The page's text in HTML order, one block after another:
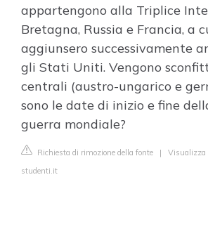
appartengono alla Triplice
Bretagna, Russia e Francia, a
aggiunsero successivamente
gli Stati Uniti. Vengono
centrali (austro-ungarico e
sono le date di inizio e fine
guerra mondiale?
Richiesta di rimozione della fonte | Visualizza
studenti.it